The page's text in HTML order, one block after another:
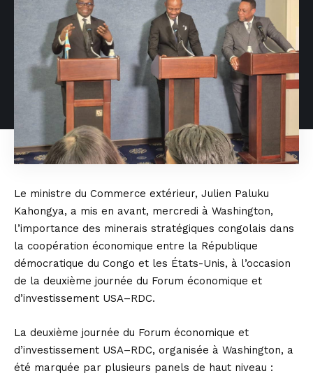
Le ministre du Commerce extérieur, Julien Paluku
Kahongya, a mis en avant, mercredi à Washington,
l’importance des minerais stratégiques congolais dans
la coopération économique entre la République
démocratique du Congo et les États-Unis, à l’occasion
de la deuxième journée du Forum économique et
d’investissement USA–RDC.
La deuxième journée du Forum économique et
d’investissement USA–RDC, organisée à Washington, a
été marquée par plusieurs panels de haut niveau :